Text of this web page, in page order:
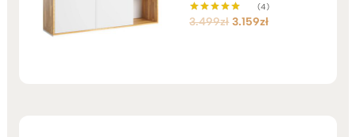
Oceniono
(4)
3.499zł Pierwotna
3.159złAktualna